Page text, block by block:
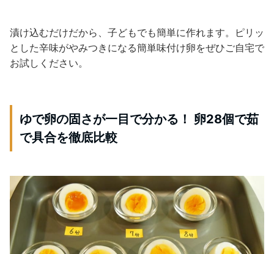
漬け込むだけだから、子どもでも簡単に作れます。ピリッ
とした辛味がやみつきになる簡単味付け卵をぜひご自宅で
お試しください。
ゆで卵の固さが一目で分かる！ 卵28個で茹
で具合を徹底比較